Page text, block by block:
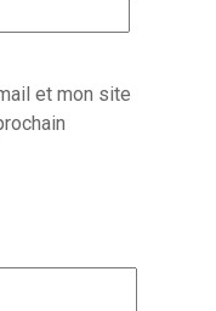
et mon site